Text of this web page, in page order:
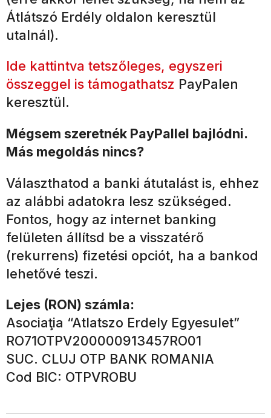
Átlátszó Erdély oldalon keresztül
utalnál).
Ide kattintva tetszőleges, egyszeri
összeggel is támogathatsz PayPalen
keresztül.
Mégsem szeretnék PayPallel bajlódni.
Más megoldás nincs?
Választhatod a banki átutalást is, ehhez
az alábbi adatokra lesz szükséged.
Fontos, hogy az internet banking
felületen állítsd be a visszatérő
(rekurrens) fizetési opciót, ha a bankod
lehetővé teszi.
Lejes (RON) számla:
Asociaţia “Atlatszo Erdely Egyesulet”
RO71OTPV200000913457RO01
SUC. CLUJ OTP BANK ROMANIA
Cod BIC: OTPVROBU